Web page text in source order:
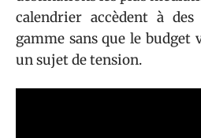
calendrier accèdent à
gamme sans que le budget
un sujet de tension.